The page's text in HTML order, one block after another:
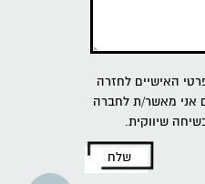
האישיים לחזרה
אני מאשר/ת לחברה
שיווקית.